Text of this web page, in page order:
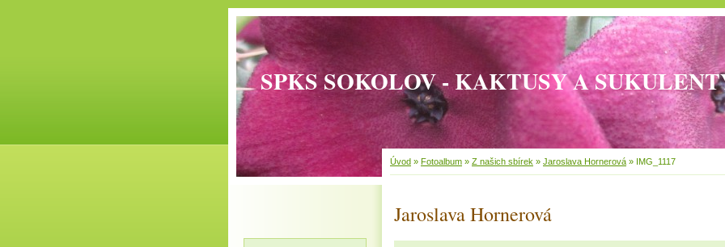
SPKS SOKOLOV - KAKTUSY A
Úvod » Fotoalbum » Z našich sbírek » Jaroslava Hornerová » IMG_1117
Jaroslava Hornerová